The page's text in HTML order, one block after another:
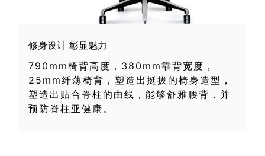
修身设计 彰显魅力
790mm椅背高度，380mm靠背宽度，
25mm纤薄椅背，塑造出挺拔的椅身造型，
塑造出贴合脊柱的曲线，能够舒雅腰背，并
预防脊柱亚健康。